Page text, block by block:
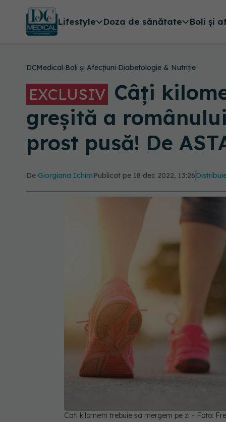
Lifestyle Doza de sănătate Boli și
DCMedical›Boli și Afecțiuni›Diabetologie & Nutriție
EXCLUSIV Câți
greșită a
prost pusă! De
De Giorgiana Ichim Publicat pe 18 dec 2022, 13:26
Cati kilometri trebuie sa mergem pe zi - Foto: